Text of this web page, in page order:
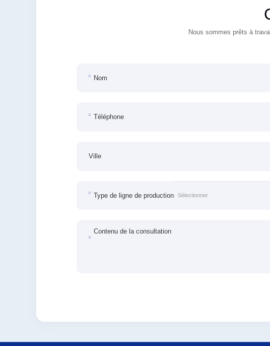
Nous sommes prêts à
Nom
Téléphone
Ville
Type de ligne de production
Contenu de la consultation